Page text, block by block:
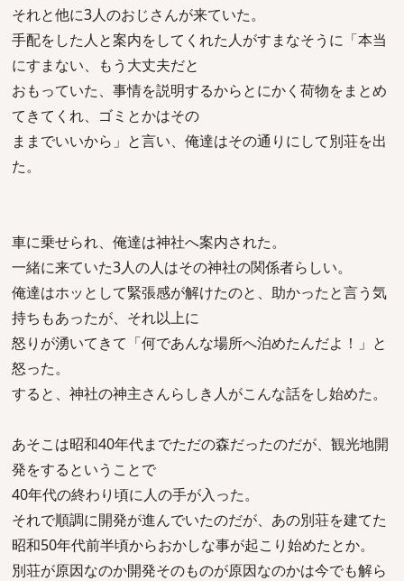
それと他に3人のおじさんが来ていた。
手配をした人と案内をしてくれた人がすまなそうに「本当
にすまない、もう大丈夫だと
おもっていた、事情を説明するからとにかく荷物をまとめ
てきてくれ、ゴミとかはその
ままでいいから」と言い、俺達はその通りにして別荘を出
た。
車に乗せられ、俺達は神社へ案内された。
一緒に来ていた3人の人はその神社の関係者らしい。
俺達はホッとして緊張感が解けたのと、助かったと言う気
持ちもあったが、それ以上に
怒りが湧いてきて「何であんな場所へ泊めたんだよ！」と
怒った。
すると、神社の神主さんらしき人がこんな話をし始めた。
あそこは昭和40年代までただの森だったのだが、観光地開
発をするということで
40年代の終わり頃に人の手が入った。
それで順調に開発が進んでいたのだが、あの別荘を建てた
昭和50年代前半頃からおかしな事が起こり始めたとか。
別荘が原因なのか開発そのものが原因なのかは今でも解ら